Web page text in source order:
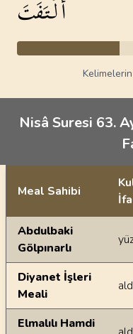
أَلْتَفَتَ
Nisâ Suresi 63.
Ayetin meallerindeki dilsel
Meal Sahibi
Abdulbaki
Gölpınarlı
Diyanet İşleri
Meali
Elmalılı Hamdi